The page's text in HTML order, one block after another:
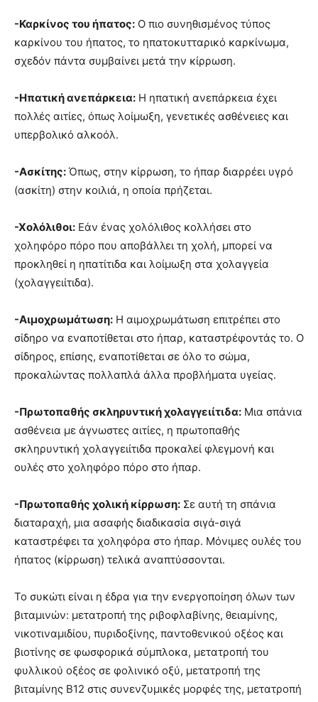
-Καρκίνος του ήπατος: Ο πιο συνηθισμένος τύπος
καρκίνου του ήπατος, το ηπατοκυτταρικό καρκίνωμα,
σχεδόν πάντα συμβαίνει μετά την κίρρωση.
-Ηπατική ανεπάρκεια: Η ηπατική ανεπάρκεια έχει
πολλές αιτίες, όπως λοίμωξη, γενετικές ασθένειες και
υπερβολικό αλκοόλ.
-Ασκίτης: Όπως, στην κίρρωση, το ήπαρ διαρρέει υγρό
(ασκίτη) στην κοιλιά, η οποία πρήζεται.
-Χολόλιθοι: Εάν ένας χολόλιθος κολλήσει στο
χοληφόρο πόρο που αποβάλλει τη χολή, μπορεί να
προκληθεί η ηπατίτιδα και λοίμωξη στα χολαγγεία
(χολαγγειίτιδα).
-Αιμοχρωμάτωση: Η αιμοχρωμάτωση επιτρέπει στο
σίδηρο να εναποτίθεται στο ήπαρ, καταστρέφοντάς το. Ο
σίδηρος, επίσης, εναποτίθεται σε όλο το σώμα,
προκαλώντας πολλαπλά άλλα προβλήματα υγείας.
-Πρωτοπαθής σκληρυντική χολαγγειίτιδα: Μια σπάνια
ασθένεια με άγνωστες αιτίες, η πρωτοπαθής
σκληρυντική χολαγγειίτιδα προκαλεί φλεγμονή και
ουλές στο χοληφόρο πόρο στο ήπαρ.
-Πρωτοπαθής χολική κίρρωση: Σε αυτή τη σπάνια
διαταραχή, μια ασαφής διαδικασία σιγά-σιγά
καταστρέφει τα χοληφόρα στο ήπαρ. Μόνιμες ουλές του
ήπατος (κίρρωση) τελικά αναπτύσσονται.
Το συκώτι είναι η έδρα για την ενεργοποίηση όλων των
βιταμινών: μετατροπή της ριβοφλαβίνης, θειαμίνης,
νικοτιναμιδίου, πυριδοξίνης, παντοθενικού οξέος και
βιοτίνης σε φωσφορικά σύμπλοκα, μετατροπή του
φυλλικού οξέος σε φολινικό οξύ, μετατροπή της
βιταμίνης Β12 στις συνενζυμικές μορφές της, μετατροπή